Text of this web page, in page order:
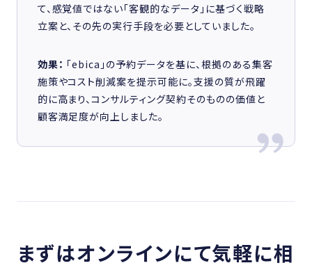
て、感覚値ではない「客観的なデータ」に基づく戦略
立案と、その先の実行手段を必要としていました。
効果： 「ebica」の予約データを基に、根拠のある集客
施策やコスト削減案を提示可能に。支援の質が飛躍
的に高まり、コンサルティング契約そのものの価値と
顧客満足度が向上しました。
まずはオンラインにて気軽に相